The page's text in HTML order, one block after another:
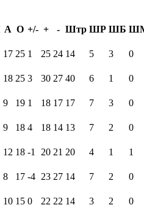
А О +/- + - Штр ШР ШБ
17 25 1 25 24 14 5 3
0
18 25 3 30 27 40 6 1
0
9 19 1 18 17 17 7 3
0
9 18 4 18 14 13 7 2
0
12 18 -1 20 21 20 4 1
1
8 17 -4 23 27 14 7 2
0
10 15 0 22 22 14 3 2
0